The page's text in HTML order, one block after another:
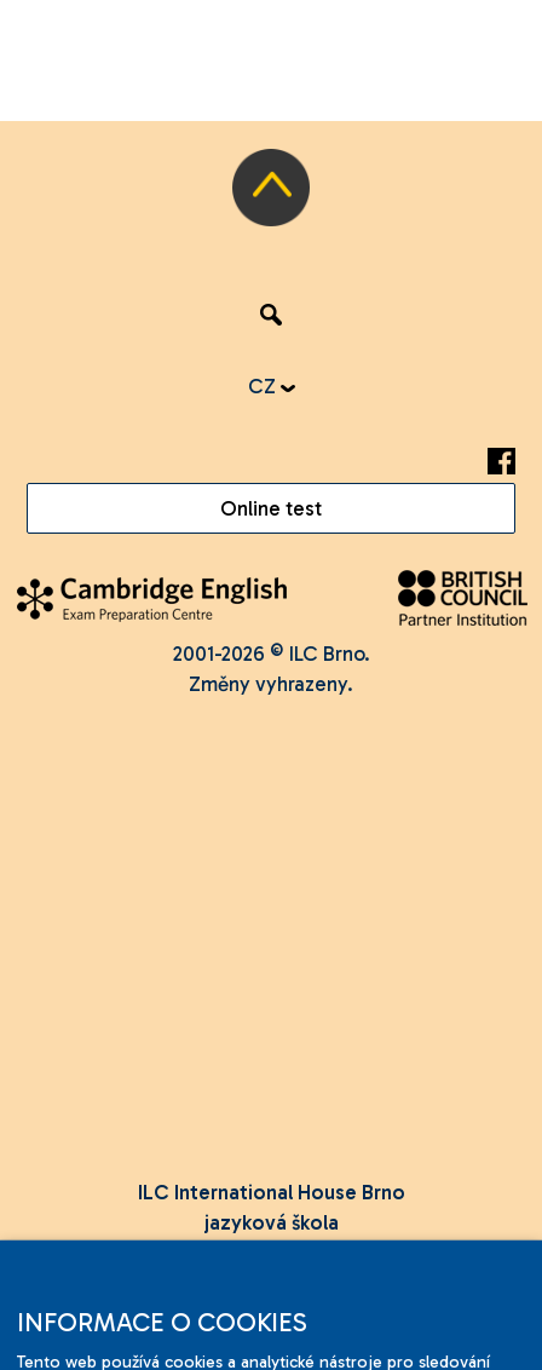
CZ
Online test
2001-2026 © ILC Brno.
Změny vyhrazeny.
ILC International House Brno
jazyková škola
INFORMACE O COOKIES
Tento web používá cookies a analytické nástroje pro sledování